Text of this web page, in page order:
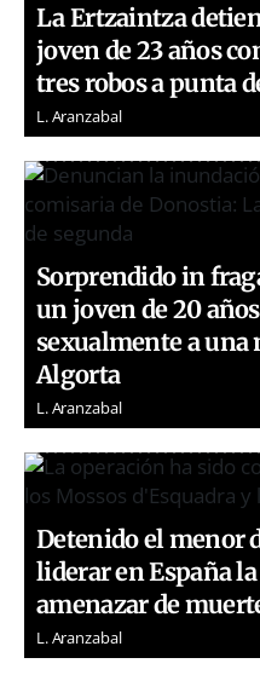
La Ertzaintza
joven de 23 años
tres robos a punta
L. Aranzabal
Sorprendido in
un joven de 20
sexualmente a una
Algorta
L. Aranzabal
Detenido el menor
liderar en España la
amenazar de
L. Aranzabal